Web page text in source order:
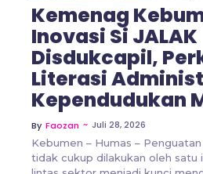
Kemenag
Inovasi Si JALAK
Disdukcapil,
Literasi
Kependudukan
By Faozan ~ Juli 28, 2026
Kebumen – Humas –
tidak cukup dilakukan oleh satu